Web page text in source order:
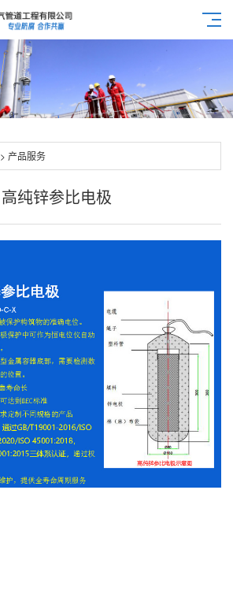
> 产品服务
高纯锌参比电极